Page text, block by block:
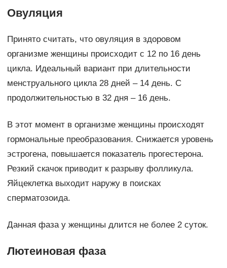
Овуляция
Принято считать, что овуляция в здоровом
организме женщины происходит с 12 по 16 день
цикла. Идеальный вариант при длительности
менструального цикла 28 дней – 14 день. С
продолжительностью в 32 дня – 16 день.
В этот момент в организме женщины происходят
гормональные преобразования. Снижается уровень
эстрогена, повышается показатель прогестерона.
Резкий скачок приводит к разрыву фолликула.
Яйцеклетка выходит наружу в поисках
сперматозоида.
Данная фаза у женщины длится не более 2 суток.
Лютеиновая фаза